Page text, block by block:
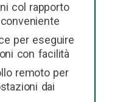
col rapporto
per eseguire
con facilità
remoto per
dai